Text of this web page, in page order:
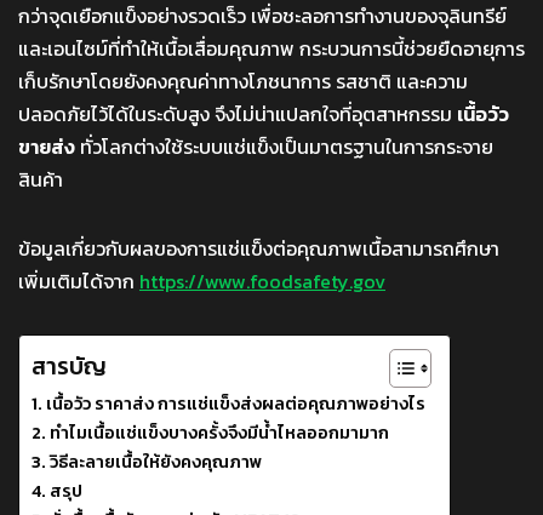
กว่าจุดเยือกแข็งอย่างรวดเร็ว เพื่อชะลอการทำงานของจุลินทรีย์
และเอนไซม์ที่ทำให้เนื้อเสื่อมคุณภาพ กระบวนการนี้ช่วยยืดอายุการ
เก็บรักษาโดยยังคงคุณค่าทางโภชนาการ รสชาติ และความ
ปลอดภัยไว้ได้ในระดับสูง จึงไม่น่าแปลกใจที่อุตสาหกรรม เนื้อวัว
ขายส่ง ทั่วโลกต่างใช้ระบบแช่แข็งเป็นมาตรฐานในการกระจาย
สินค้า
ข้อมูลเกี่ยวกับผลของการแช่แข็งต่อคุณภาพเนื้อสามารถศึกษา
เพิ่มเติมได้จาก https://www.foodsafety.gov
สารบัญ
เนื้อวัว ราคาส่ง การแช่แข็งส่งผลต่อคุณภาพอย่างไร
ทำไมเนื้อแช่แข็งบางครั้งจึงมีน้ำไหลออกมามาก
วิธีละลายเนื้อให้ยังคงคุณภาพ
สรุป